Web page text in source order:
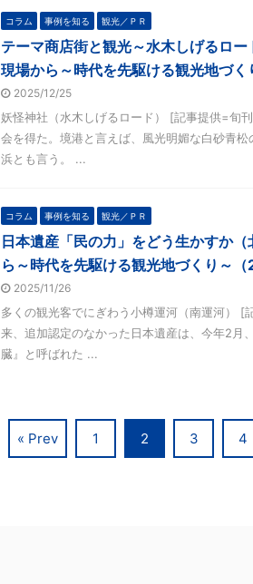
コラム 事例を知る 観光／ＰＲ
テーマ商店街と観光～水木しげるロ
現場から～時代を先駆ける観光地づく
2025/12/25
妖怪神社（水木しげるロード） [記事提供=旬
会を得た。境港と言えば、風光明媚な白砂青
浜とも言う。 ...
コラム 事例を知る 観光／ＰＲ
日本遺産「民の力」をどう生かすか
ら～時代を先駆ける観光地づくり～（
2025/11/26
多くの観光客でにぎわう小樽運河（南運河）
来、追加認定のなかった日本遺産は、今年2月
臓』と呼ばれた ...
« Prev 1 2 3 4